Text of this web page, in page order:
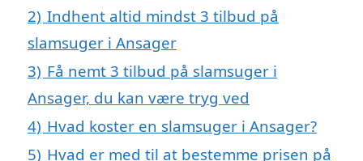
2) Indhent altid mindst 3 tilbud på
slamsuger i Ansager
3) Få nemt 3 tilbud på slamsuger i
Ansager, du kan være tryg ved
4) Hvad koster en slamsuger i Ansager?
5) Hvad er med til at bestemme prisen på